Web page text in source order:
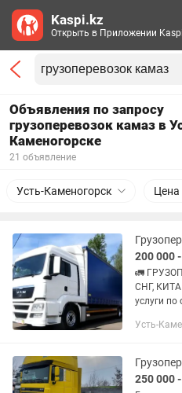
Объявления по запросу
грузоперевозок камаз в
Каменогорске
21 объявление
Усть-Каменогорск Цена
200 000
🚛
СНГ, КИТАЮ И
услуги по
всему
Усть-
250 000
Kaspi.kz
Открыть в Приложении